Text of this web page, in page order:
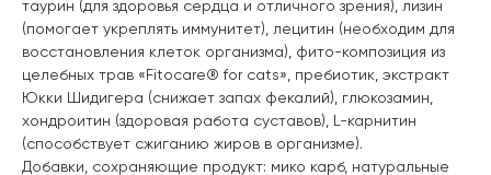
таурин (для здоровья сердца и отличного зрения), лизин
(помогает укреплять иммунитет), лецитин (необходим для
восстановления клеток организма), фито-композиция из
целебных трав «Fitocare® for cats», пребиотик, экстракт
Юкки Шидигера (снижает запах фекалий), глюкозамин,
хондроитин (здоровая работа суставов), L-карнитин
(способствует сжиганию жиров в организме).
Добавки, сохраняющие продукт: мико карб, натуральные